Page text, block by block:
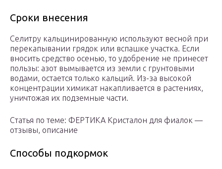
Сроки внесения
Селитру кальцинированную используют весной при
перекапывании грядок или вспашке участка. Если
вносить средство осенью, то удобрение не принесет
пользы: азот вымывается из земли с грунтовыми
водами, остается только кальций. Из-за высокой
концентрации химикат накапливается в растениях,
уничтожая их подземные части.
Статья по теме: ФЕРТИКА Кристалон для фиалок —
отзывы, описание
Способы подкормок